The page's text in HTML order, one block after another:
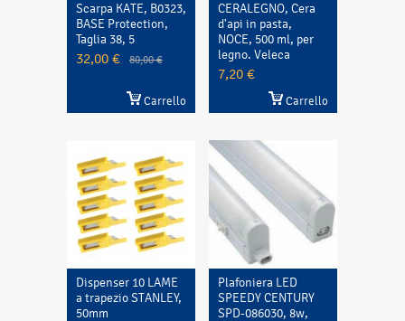
Scarpa KATE, B0323,
BASE Protection,
Taglia 38, 5
32,00 € 80,00 €
Carrello
CERALEGNO, Cera
d'api in pasta,
NOCE, 500 ml, per
legno. Veleca
7,20 €
Carrello
Dispenser 10 LAME
a trapezio STANLEY,
50mm
Plafoniera LED
SPEEDY CENTURY
SPD-086030, 8w,